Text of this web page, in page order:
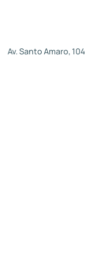
Av. Santo Amaro,